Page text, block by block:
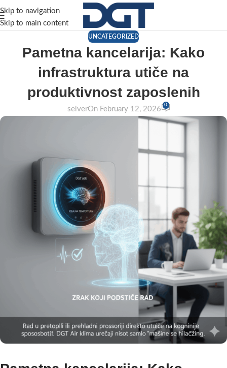
Skip to navigation
Skip to main content
UNCATEGORIZED
Pametna kancelarija: Kako
infrastruktura utiče na
produktivnost zaposlenih
selverOn February 12, 2026
0